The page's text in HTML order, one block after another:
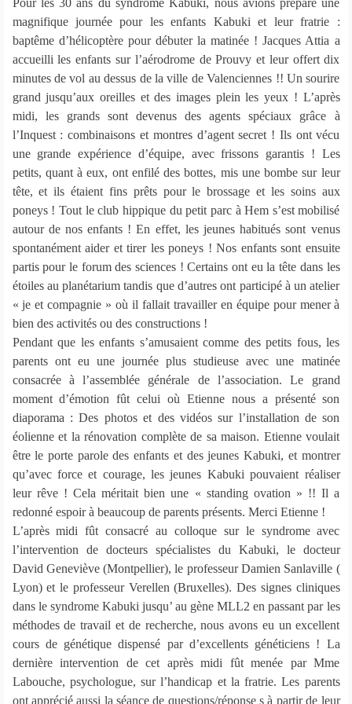
Pour les 30 ans du syndrome Kabuki, nous avions préparé une
magnifique journée pour les enfants Kabuki et leur fratrie :
baptême d’hélicoptère pour débuter la matinée ! Jacques Attia a
accueilli les enfants sur l’aérodrome de Prouvy et leur offert dix
minutes de vol au dessus de la ville de Valenciennes !! Un sourire
grand jusqu’aux oreilles et des images plein les yeux ! L’après
midi, les grands sont devenus des agents spéciaux grâce à
l’Inquest : combinaisons et montres d’agent secret ! Ils ont vécu
une grande expérience d’équipe, avec frissons garantis ! Les
petits, quant à eux, ont enfilé des bottes, mis une bombe sur leur
tête, et ils étaient fins prêts pour le brossage et les soins aux
poneys ! Tout le club hippique du petit parc à Hem s’est mobilisé
autour de nos enfants ! En effet, les jeunes habitués sont venus
spontanément aider et tirer les poneys ! Nos enfants sont ensuite
partis pour le forum des sciences ! Certains ont eu la tête dans les
étoiles au planétarium tandis que d’autres ont participé à un atelier
« je et compagnie » où il fallait travailler en équipe pour mener à
bien des activités ou des constructions !
Pendant que les enfants s’amusaient comme des petits fous, les
parents ont eu une journée plus studieuse avec une matinée
consacrée à l’assemblée générale de l’association. Le grand
moment d’émotion fût celui où Etienne nous a présenté son
diaporama : Des photos et des vidéos sur l’installation de son
éolienne et la rénovation complète de sa maison. Etienne voulait
être le porte parole des enfants et des jeunes Kabuki, et montrer
qu’avec force et courage, les jeunes Kabuki pouvaient réaliser
leur rêve ! Cela méritait bien une « standing ovation » !! Il a
redonné espoir à beaucoup de parents présents. Merci Etienne !
L’après midi fût consacré au colloque sur le syndrome avec
l’intervention de docteurs spécialistes du Kabuki, le docteur
David Geneviève (Montpellier), le professeur Damien Sanlaville (
Lyon) et le professeur Verellen (Bruxelles). Des signes cliniques
dans le syndrome Kabuki jusqu’ au gène MLL2 en passant par les
méthodes de travail et de recherche, nous avons eu un excellent
cours de génétique dispensé par d’excellents généticiens ! La
dernière intervention de cet après midi fût menée par Mme
Labouche, psychologue, sur l’handicap et la fratrie. Les parents
ont apprécié aussi la séance de questions/réponse s à partir de leur